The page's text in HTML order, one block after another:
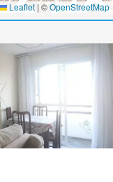
Leaflet | ©OpenStreetMap